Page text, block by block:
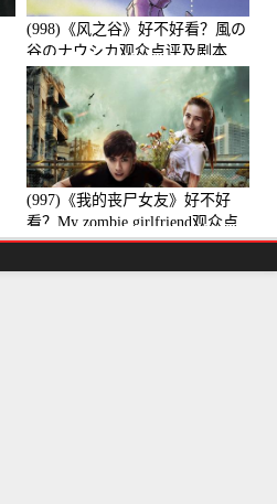
(998)《风之谷》好不好看？風の
谷のナウシカ观众点评及剧本
(997)《我的丧尸女友》好不好
看？My zombie girlfriend观众点
评及剧本